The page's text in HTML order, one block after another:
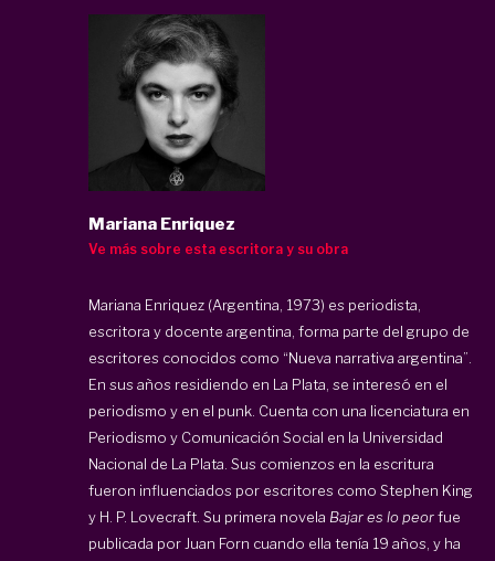
Mariana Enriquez
Ve más sobre esta escritora y su obra
Mariana Enriquez (Argentina, 1973) es periodista,
escritora y docente argentina, forma parte del grupo de
escritores conocidos como “Nueva narrativa argentina”.
En sus años residiendo en La Plata, se interesó en el
periodismo y en el punk. Cuenta con una licenciatura en
Periodismo y Comunicación Social en la Universidad
Nacional de La Plata. Sus comienzos en la escritura
fueron influenciados por escritores como Stephen King
y H. P. Lovecraft. Su primera novela Bajar es lo peorfue
publicada por Juan Forn cuando ella tenía 19 años, y ha